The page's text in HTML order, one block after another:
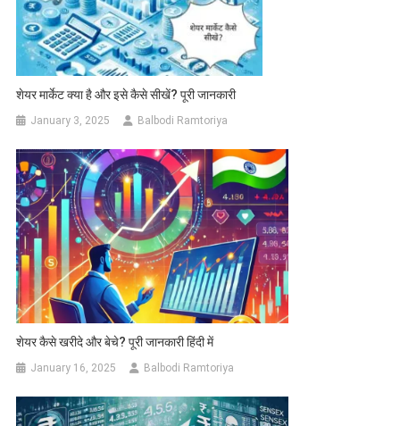
शेयर मार्केट क्या है और इसे कैसे सीखें? पूरी जानकारी
January 3, 2025 Balbodi Ramtoriya
शेयर कैसे खरीदे और बेचे? पूरी जानकारी हिंदी में
January 16, 2025 Balbodi Ramtoriya